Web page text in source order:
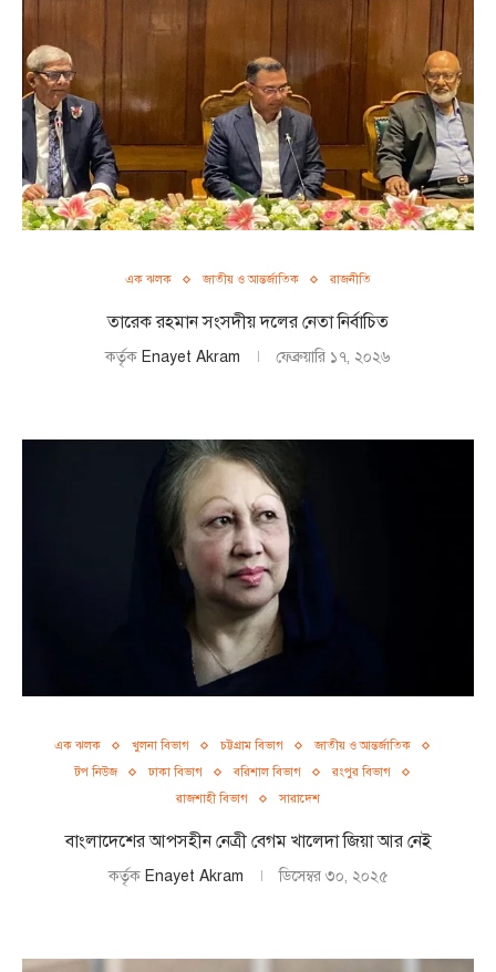
এক ঝলক জাতীয় ও আন্তর্জাতিক রাজনীতি
তারেক রহমান সংসদীয় দলের নেতা নির্বাচিত
কর্তৃক Enayet Akram ফেব্রুয়ারি ১৭, ২০২৬
এক ঝলক খুলনা বিভাগ চট্টগ্রাম বিভাগ
জাতীয় ও আন্তর্জাতিক
টপ নিউজ
ঢাকা বিভাগ বরিশাল বিভাগ
রংপুর বিভাগ
রাজশাহী বিভাগ
সারাদেশ
বাংলাদেশের আপসহীন নেত্রী বেগম খালেদা জিয়া আর নেই
কর্তৃক Enayet Akram ডিসেম্বর ৩০, ২০২৫